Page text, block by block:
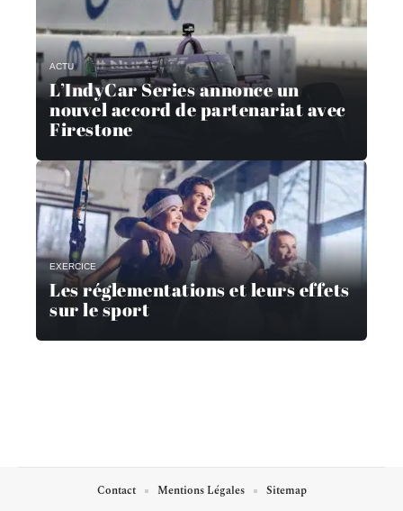
ACTU
L’IndyCar Series annonce un
nouvel accord de partenariat avec
Firestone
EXERCICE
Les réglementations et leurs effets
sur le sport
Contact Mentions Légales Sitemap